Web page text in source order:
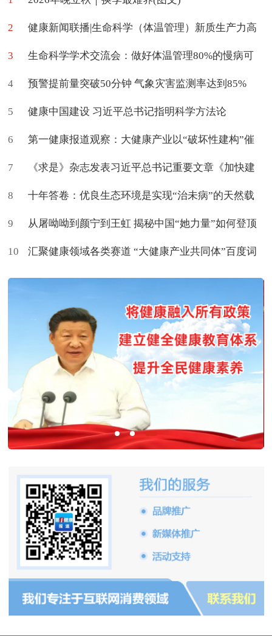
2 健康新闻联播|生命科学（体温管理）新质生产力高
质量学术交流会在京举办
3 生命科学学术交流会：做好体温管理80%的慢病可
促进治愈
4 预警提前量突破50分钟 气象灾害监测率达到85%
5 健康中国建设 习近平总书记指明科学方法论
6 第一健康报道观察：大健康产业以“破坏性建构”催
生新命题
7 《求是》杂志发表习近平总书记重要文章《加快建
设健康中国》
8 十年答卷：优良生态环境是实现“治未病”的天然载
体
9 从屠呦呦到颜宁到王虹 揭秘中国“她力量”如何登顶
世界
10 汇聚健康领域各类赛道 “大健康产业共同体”百度词
条上新了